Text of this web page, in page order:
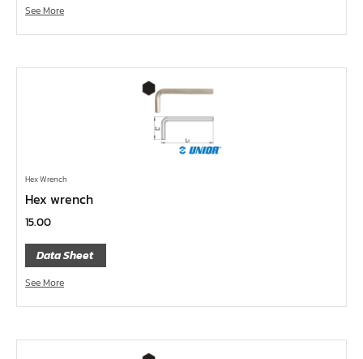
หน้าแปลนเหล็กคอสูง JEF WNRF PN16
หน้าแปลนเหล็กคอสูง JEF WNRF 150P
หน้าแปลนเหล็กบอด JEF 10K FF ชุบกัลวาไนซ์
หน้าแปลนเหล็กบอด JEF 150P RF ชุบกัลวาไนซ์
หน้าแปลนเชื่อมเหล็กบอด JEF 150P RF
หน้าแปลนเชื่อมเหล็ก JEF 150P RF ชุบกัลวาไนซ์
หน้าแปลนเชื่อมเหล็ก JEF 300P RF
ประแจตะขอ
คีมตัดสายเคเบิ้ล
คีมย้ำสายไฟ
คีมปากนกแก้ว,​คีมตัดตะปู
See More
Hex Wrench
Hex wrench
15.00
Data Sheet
See More